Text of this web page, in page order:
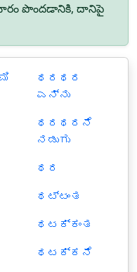
పొందడానికి, దానిపై
ಥರಥರ
ಎನ್ನು
ಥರಥರನೆ
ನಡುಗು
ಥರ
ಥಟ್ಟಂತ
ಥಟಕ್ಕಂತ
ಥಟಕ್ಕನೆ